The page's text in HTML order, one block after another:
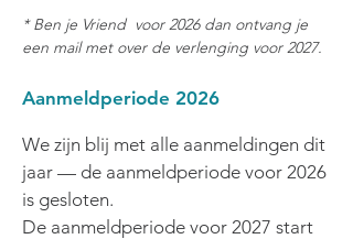
* Ben je Vriend voor 2026 dan ontvang je
een mail met over de verlenging voor 2027.
Aanmeldperiode 2026
We zijn blij met alle aanmeldingen dit
jaar — de aanmeldperiode voor 2026
is gesloten.
De aanmeldperiode voor 2027 start